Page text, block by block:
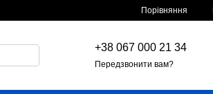
Порівняння
+38 067 000 21 34
Передзвонити вам?